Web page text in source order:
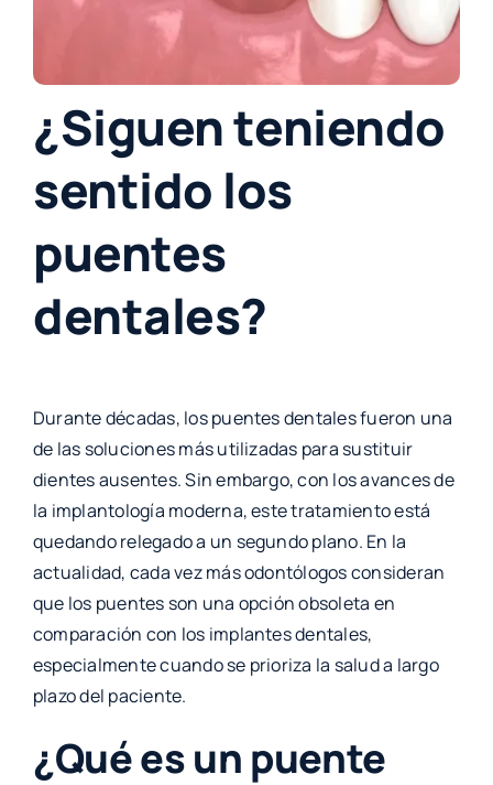
¿Siguen teniendo
sentido los
puentes
dentales?
Durante décadas, los puentes dentales fueron una
de las soluciones más utilizadas para sustituir
dientes ausentes. Sin embargo, con los avances de
la implantología moderna, este tratamiento está
quedando relegado a un segundo plano. En la
actualidad, cada vez más odontólogos consideran
que los puentes son una opción obsoleta en
comparación con los implantes dentales,
especialmente cuando se prioriza la salud a largo
plazo del paciente.
¿Qué es un puente